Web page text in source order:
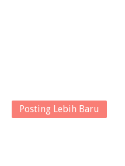
Posting Lebih Baru